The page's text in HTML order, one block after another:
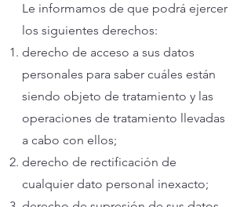
Le informamos de que podrá ejercer
los siguientes derechos:
derecho de acceso a sus datos
personales para saber cuáles están
siendo objeto de tratamiento y las
operaciones de tratamiento llevadas
a cabo con ellos;
derecho de rectificación de
cualquier dato personal inexacto;